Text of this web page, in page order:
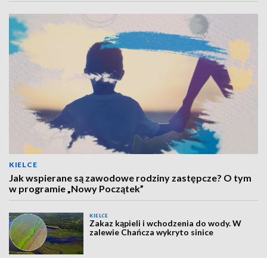
KIELCE
Jak wspierane są zawodowe rodziny zastępcze? O tym
w programie „Nowy Początek”
KIELCE
Zakaz kąpieli i wchodzenia do wody. W
zalewie Chańcza wykryto sinice